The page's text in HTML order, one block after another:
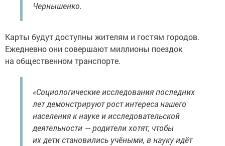
Чернышенко.
Карты будут доступны жителям и гостям городов.
Ежедневно они совершают миллионы поездок
на общественном транспорте.
«Социологические исследования последних
лет демонстрируют рост интереса нашего
населения к науке и исследовательской
деятельности — родители хотят, чтобы
их дети становились учёными, в науку идёт